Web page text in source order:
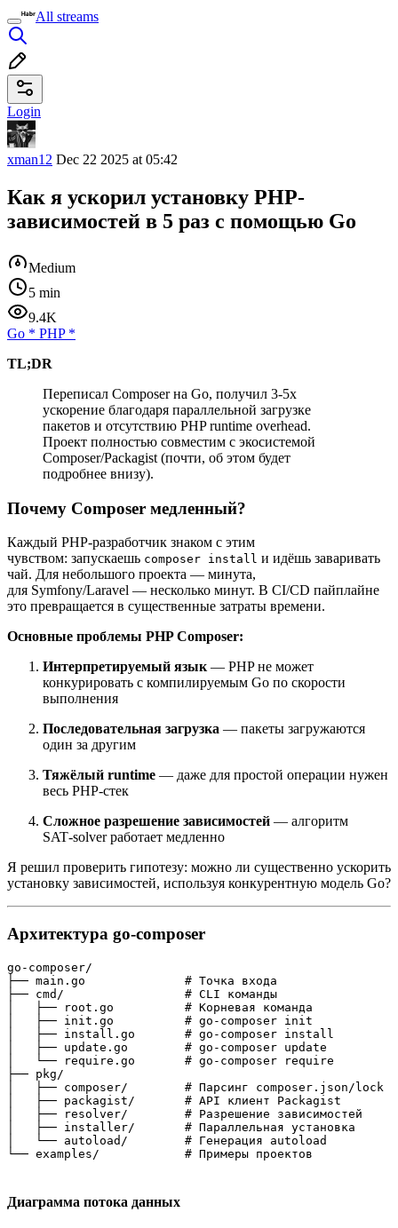
All streams
Login
xman12 Dec 22 2025 at 05:42
Как я ускорил установку PHP-
зависимостей в 5 раз с помощью Go
Medium
5 min
9.4K
Go * PHP*
TL;DR
Переписал Composer на Go, получил 3-5x
ускорение благодаря параллельной загрузке
пакетов и отсутствию PHP runtime overhead.
Проект полностью совместим с экосистемой
Composer/Packagist (почти, об этом будет
подробнее внизу).
Почему Composer медленный?
Каждый PHP‑разработчик знаком с этим
чувством: запускаешь composer install и идёшь заваривать
чай. Для небольшого проекта — минута,
для Symfony/Laravel — несколько минут. В CI/CD пайплайне
это превращается в существенные затраты времени.
Основные проблемы PHP Composer:
Интерпретируемый язык — PHP не может
конкурировать с компилируемым Go по скорости
выполнения
Последовательная загрузка — пакеты загружаются
один за другим
Тяжёлый runtime — даже для простой операции нужен
весь PHP‑стек
Сложное разрешение зависимостей — алгоритм
SAT‑solver работает медленно
Я решил проверить гипотезу: можно ли существенно ускорить
установку зависимостей, используя конкурентную модель Go?
Архитектура go-composer
go-composer/
├── main.go              # Точка входа
├── cmd/                 # CLI команды
│   ├── root.go          # Корневая команда
│   ├── init.go          # go-composer init
│   ├── install.go       # go-composer install
│   ├── update.go        # go-composer update
│   └── require.go       # go-composer require
├── pkg/
│   ├── composer/        # Парсинг composer.json/lock
│   ├── packagist/       # API клиент Packagist
│   ├── resolver/        # Разрешение зависимостей
│   ├── installer/       # Параллельная установка
│   └── autoload/        # Генерация autoload
└── examples/            # Примеры проектов
Диаграмма потока данных